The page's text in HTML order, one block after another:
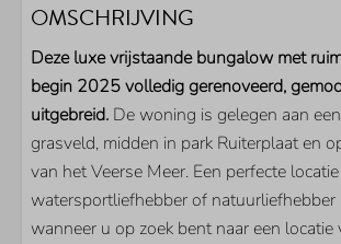
BUITEN
Parkeerplaats bij woning
Berging voor uw fietsen
Tuin
Volledig omheinde tuin
Terras
Tuinhuis
OMSCHRIJVING
Deze luxe vrijstaande bungalow met
begin 2025 volledig gerenoveerd,
uitgebreid. De woning is gelegen aan
grasveld, midden in park Ruiterplaat en
van het Veerse Meer. Een perfecte
watersportliefhebber of natuurliefhebber
wanneer u op zoek bent naar een locatie